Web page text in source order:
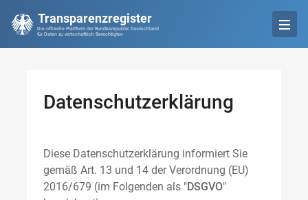
Transparenzregister
Die offizielle Plattform der Bundesrepublik Deutschland
für Daten zu wirtschaftlich Berechtigten
Datenschutzerklärung
Diese Datenschutzerklärung informiert Sie
gemäß Art. 13 und 14 der Verordnung (EU)
2016/679 (im Folgenden als "DSGVO"